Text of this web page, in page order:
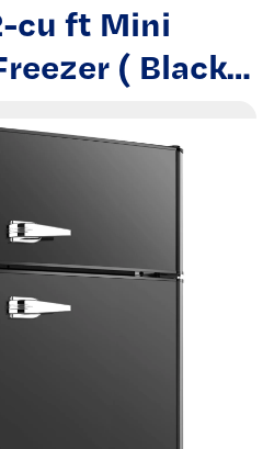
cu ft Mini
( Black )